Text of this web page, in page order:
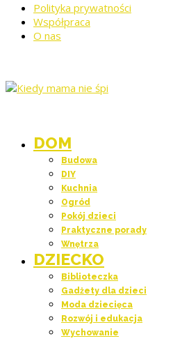
Polityka prywatności
Współpraca
O nas
DOM
Budowa
DIY
Kuchnia
Ogród
Pokój dzieci
Praktyczne porady
Wnętrza
DZIECKO
Biblioteczka
Gadżety dla dzieci
Moda dziecięca
Rozwój i edukacja
Wychowanie